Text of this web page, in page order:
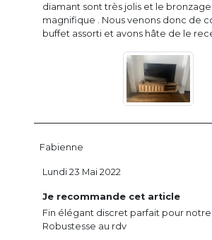
diamant sont très jolis et le
magnifique . Nous venons donc de
buffet assorti et avons hâte de le
Fabienne
Je recommande cet article
Fin élégant discret parfait pour
Robustesse au rdv
Lundi 23 Mai 2022